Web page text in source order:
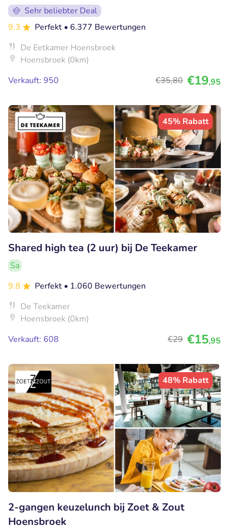
Sehr beliebter Deal
9.3
Perfekt • 6.377 Bewertungen
De Eetkamer Hoensbroek
Hoensbroek (0km)
Verkauft: 950
€35,80 €19,95
45% Rabatt
Shared high tea (2 uur) bij De Teekamer
Sa
9.8
Perfekt • 1.060 Bewertungen
De Teekamer
Hoensbroek (0km)
Verkauft: 608
€29 €15,95
48% Rabatt
2-gangen keuzelunch bij Zoet & Zout
Hoensbroek